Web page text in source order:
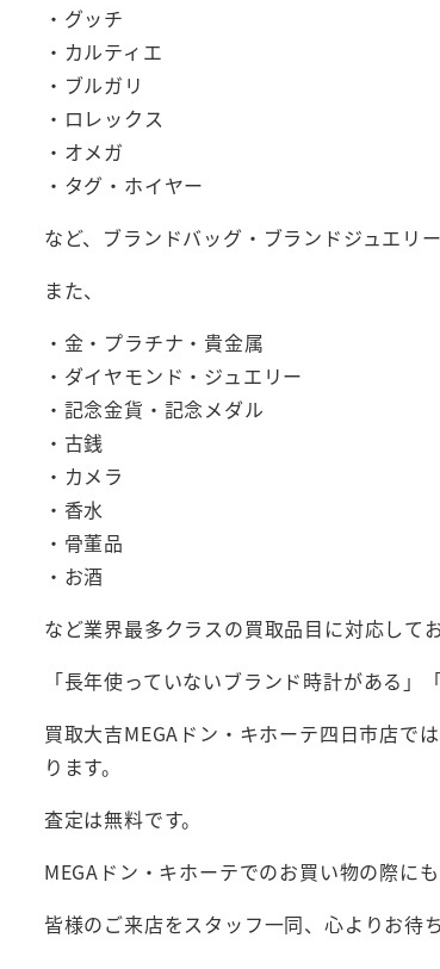
・グッチ
・カルティエ
・ブルガリ
・ロレックス
・オメガ
・タグ・ホイヤー
など、ブランドバッグ・ブランドジュエリ
また、
・金・プラチナ・貴金属
・ダイヤモンド・ジュエリー
・記念金貨・記念メダル
・古銭
・カメラ
・香水
・骨董品
・お酒
など業界最多クラスの買取品目に対応してお
「長年使っていないブランド時計がある
買取大吉MEGAドン・キホーテ四日市店で
ります。
査定は無料です。
MEGAドン・キホーテでのお買い物の際に
皆様のご来店をスタッフ一同、心よりお待